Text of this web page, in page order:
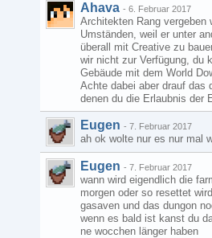
Ahava - 6. Februar 2017
Architekten Rang vergeben
Umständen, weil er unter
überall mit Creative zu
wir nicht zur Verfügung, du
Gebäude mit dem World
Achte dabei aber drauf das
denen du die Erlaubnis der
Eugen - 7. Februar 2017
ah ok wolte nur es nur mal
Eugen - 7. Februar 2017
wann wird eigendlich die
morgen oder so resettet
gasaven und das dungon
wenn es bald ist kanst du
ne wocchen länger haben